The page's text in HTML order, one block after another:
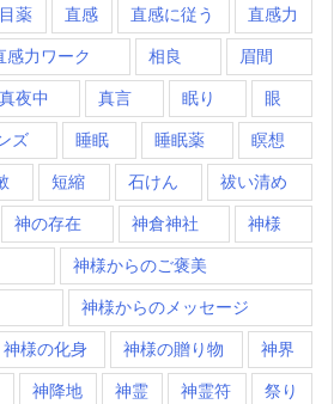
目薬 直感 直感に従う 直感力
感力ワーク 相良 眉間
真夜中 真言 眠り 眼
ズ 睡眠 睡眠薬 瞑想
短縮 石けん 祓い清め
神の存在 神倉神社 神様
神様からのご褒美
神様からのメッセージ
神様の化身 神様の贈り物 神界
神降地 神霊 神霊符 祭り